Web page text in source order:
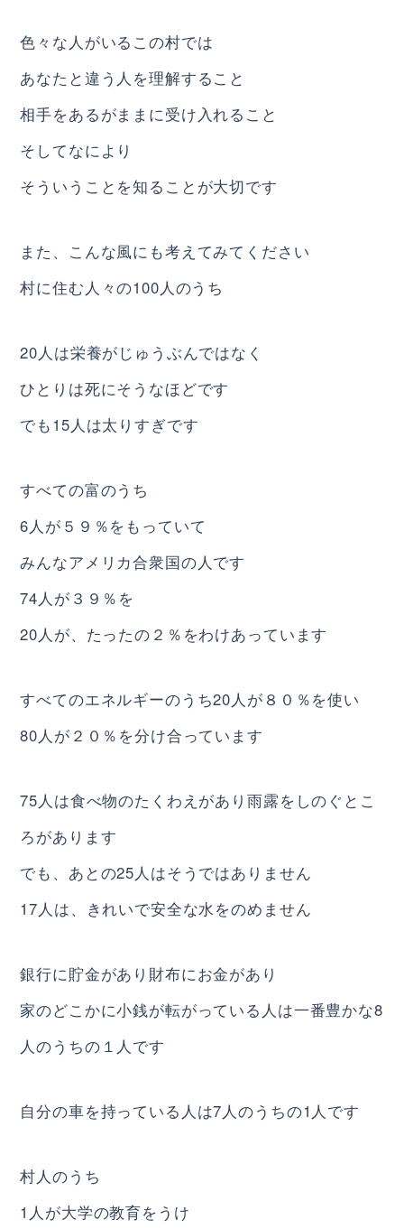
色々な人がいるこの村では
あなたと違う人を理解すること
相手をあるがままに受け入れること
そしてなにより
そういうことを知ることが大切です
また、こんな風にも考えてみてください
村に住む人々の100人のうち
20人は栄養がじゅうぶんではなく
ひとりは死にそうなほどです
でも15人は太りすぎです
すべての富のうち
6人が５９％をもっていて
みんなアメリカ合衆国の人です
74人が３９％を
20人が、たったの２％をわけあっています
すべてのエネルギーのうち20人が８０％を使い
80人が２０％を分け合っています
75人は食べ物のたくわえがあり雨露をしのぐとこ
ろがあります
でも、あとの25人はそうではありません
17人は、きれいで安全な水をのめません
銀行に貯金があり財布にお金があり
家のどこかに小銭が転がっている人は一番豊かな8
人のうちの１人です
自分の車を持っている人は7人のうちの1人です
村人のうち
1人が大学の教育をうけ